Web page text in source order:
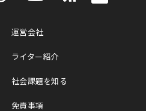
運営会社
ライター紹介
社会課題を知る
免責事項